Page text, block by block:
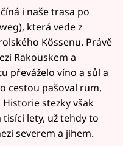
i naše trasa po
která vede z
Kössenu. Právě
Rakouskem a
převáželo víno a sůl a
cestou pašoval rum,
stezky však
lety, už tehdy to
severem a jihem.